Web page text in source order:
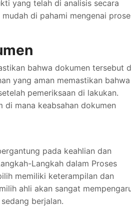
yang telah di analisis secara
di pahami mengenai
bahwa dokumen tersebut
yang aman memastikan bahwa
pemeriksaan di lakukan.
di mana keabsahan dokumen
pada keahlian dan
Langkah dalam Proses
memiliki keterampilan dan
ahli akan sangat
berjalan.